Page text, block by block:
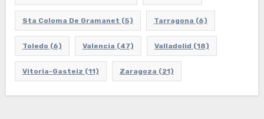
Sta Coloma De Gramanet (5) Tarragona (6)
Toledo (6) Valencia (47) Valladolid (18)
Vitoria-Gasteiz (11) Zaragoza (21)